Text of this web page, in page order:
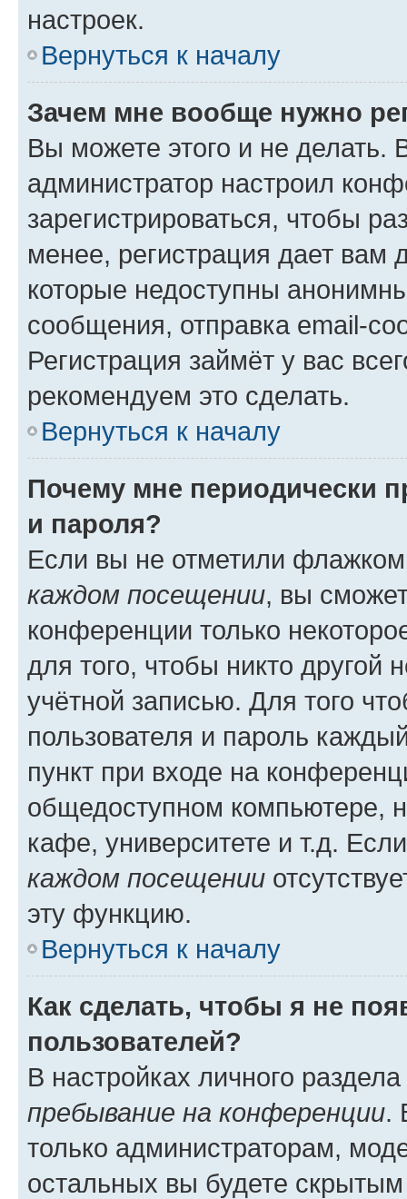
настроек.
Вернуться к началу
Зачем мне вообще нужно
Вы можете этого и не делать.
администратор настроил
зарегистрироваться, чтобы
менее, регистрация дает вам
которые недоступны
сообщения, отправка email-
Регистрация займёт у вас
рекомендуем это сделать.
Вернуться к началу
Почему мне периодически
и пароля?
Если вы не отметили
каждом посещении, вы
конференции только
для того, чтобы никто другой
учётной записью. Для того
пользователя и пароль
пункт при входе на
общедоступном компьютере,
кафе, университете и т.д.
каждом посещении
эту функцию.
Вернуться к началу
Как сделать, чтобы я не
пользователей?
В настройках личного
пребывание на конференции.
только администраторам,
остальных вы будете